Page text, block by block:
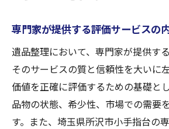
専門家が提供する評価サービスの
遺品整理において、専門家が提供す
そのサービスの質と信頼性を大いに
価値を正確に評価するための基礎と
品物の状態、希少性、市場での需要
す。また、埼玉県所沢市小手指台の